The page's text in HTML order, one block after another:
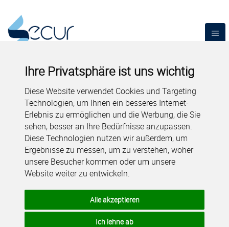
Ihre Privatsphäre ist uns wichtig
Diese Website verwendet Cookies und Targeting
Technologien, um Ihnen ein besseres Internet-
Erlebnis zu ermöglichen und die Werbung, die Sie
sehen, besser an Ihre Bedürfnisse anzupassen.
Diese Technologien nutzen wir außerdem, um
Ergebnisse zu messen, um zu verstehen, woher
unsere Besucher kommen oder um unsere
Website weiter zu entwickeln.
Alle akzeptieren
Ich lehne ab